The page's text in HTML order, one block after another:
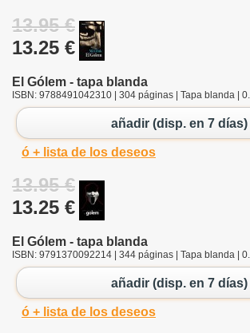
13.95 €
13.25 €
El Gólem - tapa blanda
ISBN: 9788491042310 | 304 páginas | Tapa blanda |
añadir (disp. en 7 días)
ó + lista de los deseos
13.95 €
13.25 €
El Gólem - tapa blanda
ISBN: 9791370092214 | 344 páginas | Tapa blanda |
añadir (disp. en 7 días)
ó + lista de los deseos